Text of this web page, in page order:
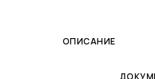
ОПИСАНИЕ